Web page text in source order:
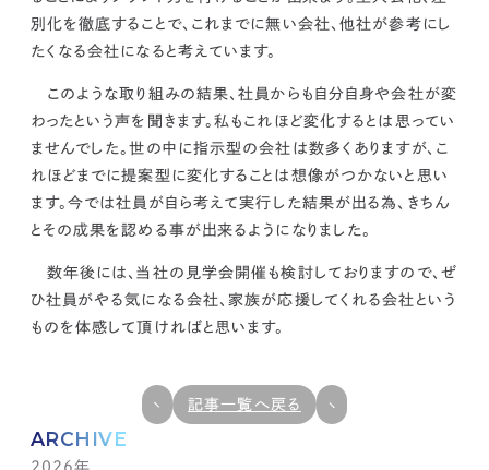
ARCHIVE
2026年
別化を徹底することで、これまでに無い会社、他社が参考にし
たくなる会社になると考えています。
このような取り組みの結果、社員からも自分自身や会社が変
わったという声を聞きます。私もこれほど変化するとは思ってい
ませんでした。世の中に指示型の会社は数多くありますが、こ
れほどまでに提案型に変化することは想像がつかないと思い
ます。 今では社員が自ら考えて実行した結果が出る為、きちん
とその成果を認める事が出来るようになりました。
数年後には、当社の見学会開催も検討しておりますので、ぜ
ひ社員がやる気になる会社、家族が応援してくれる会社という
ものを体感して頂ければと思います。
記事一覧へ戻る